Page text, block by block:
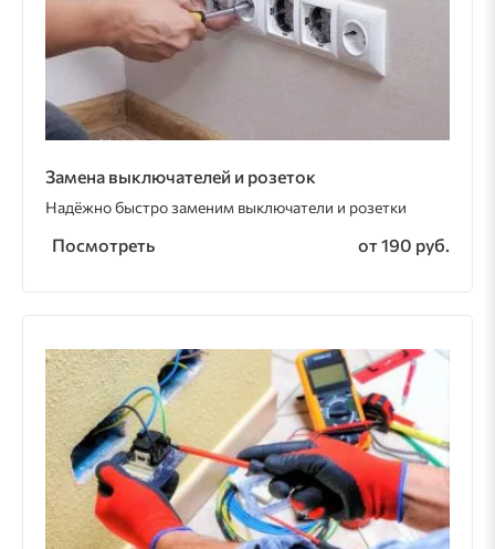
Замена выключателей и розеток
Надёжно быстро заменим выключатели и розетки
Посмотреть от 190 руб.